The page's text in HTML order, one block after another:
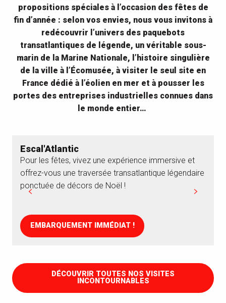
Informations pratiques
propositions spéciales à l’occasion des fêtes de
fin d’année : selon vos envies, nous vous invitons à
redécouvrir l’univers des paquebots
transatlantiques de légende, un véritable sous-
marin de la Marine Nationale, l’histoire singulière
de la ville à l’Écomusée, à visiter le seul site en
France dédié à l’éolien en mer et à pousser les
portes des entreprises industrielles connues dans
le monde entier…
Escal'Atlantic
Pour les fêtes, vivez une expérience immersive et
offrez-vous une traversée transatlantique légendaire
ponctuée de décors de Noël !
EMBARQUEMENT IMMÉDIAT !
DÉCOUVRIR TOUTES NOS VISITES
INCONTOURNABLES